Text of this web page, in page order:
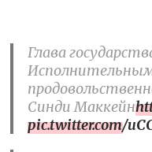
Глава
Синди Маккейн
pic.twitter.com/